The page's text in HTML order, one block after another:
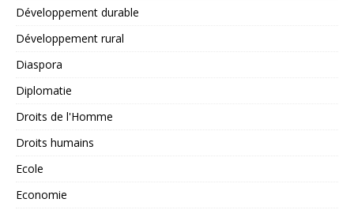
Développement durable
Développement rural
Diaspora
Diplomatie
Droits de l'Homme
Droits humains
Ecole
Economie